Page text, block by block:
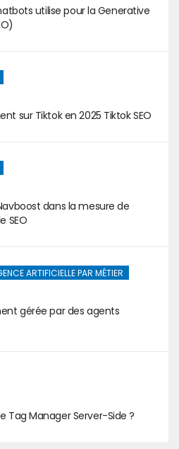
utilise pour la Generative
sur Tiktok en 2025 Tiktok SEO
dans la mesure de
SEO
ARTIFICIELLE PAR MÉTIER
gérée par des agents
Tag Manager Server-Side ?